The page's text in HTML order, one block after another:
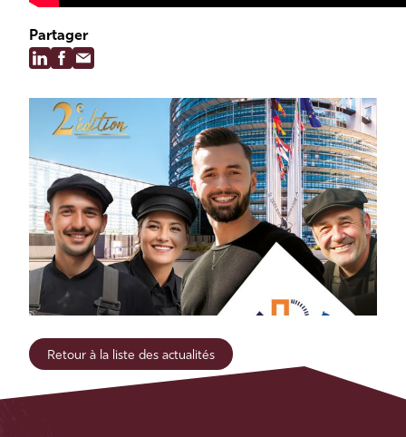
Retour à la liste des actualités
Partager